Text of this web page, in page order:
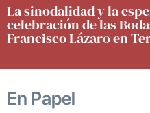
La sinodalidad y la
celebración de las
Francisco Lázaro en
En Papel